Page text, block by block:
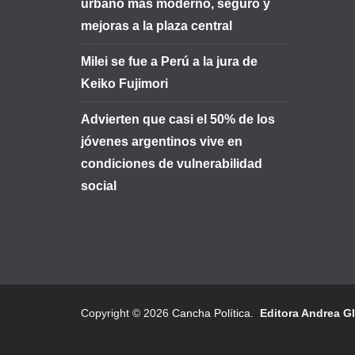
urbano más moderno, seguro y
mejoras a la plaza central
Milei se fue a Perú a la jura de
Keiko Fujimori
Advierten que casi el 50% de los
jóvenes argentinos vive en
condiciones de vulnerabilidad
social
Copyright © 2026 Cancha Política Editora Andrea